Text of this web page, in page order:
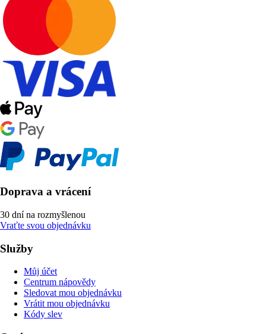
Doprava a vrácení
30 dní na rozmyšlenou
Vraťte svou objednávku
Služby
Můj účet
Centrum nápovědy
Sledovat mou objednávku
Vrátit mou objednávku
Kódy slev